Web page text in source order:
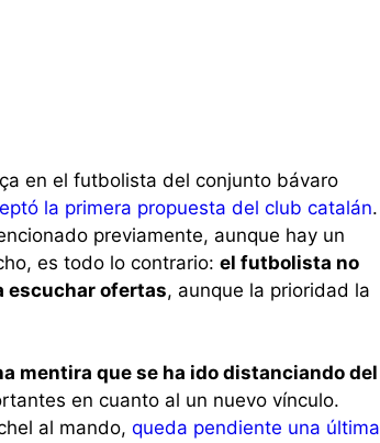
en el futbolista del conjunto bávaro
la primera propuesta del club catalán.
previamente, aunque hay un
es todo lo contrario: el futbolista no
escuchar ofertas, aunque la prioridad la
mentira que se ha ido distanciando del
en cuanto al un nuevo vínculo.
al mando, queda pendiente una última